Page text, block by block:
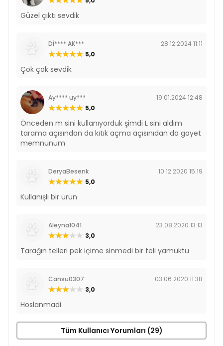
Güzel çıktı sevdik
Dİ**** AK***
28.12.2024 11:11
5,0
Çok çok sevdik
Ay**** uy***
19.01.2024 12:48
5,0
Önceden m sini kullanıyorduk şimdi L sini aldım
tarama açısından da kıtık açma açısınıdan da gayet
memnunum
DeryaBesenk
10.12.2020 15:19
5,0
Kullanışlı bir ürün
Aleyna1041
23.08.2020 13:13
3,0
Tarağın telleri pek içime sinmedi bir teli yamuktu
Cansu0307
03.06.2020 11:38
3,0
Hoslanmadi
Tüm Kullanıcı Yorumları (29)